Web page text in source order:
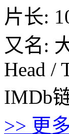
片长:
又名:
Head /
IMDb
>> 更